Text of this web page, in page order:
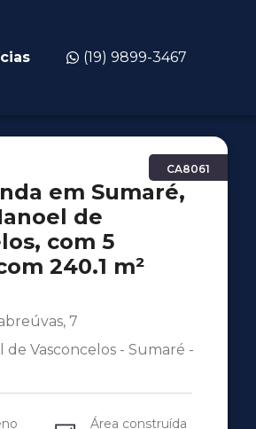
(19) 9899-3467
CA8061
em Sumaré,
de
com 5
240.1 m²
7
Vasconcelos - Sumaré -
Área construída